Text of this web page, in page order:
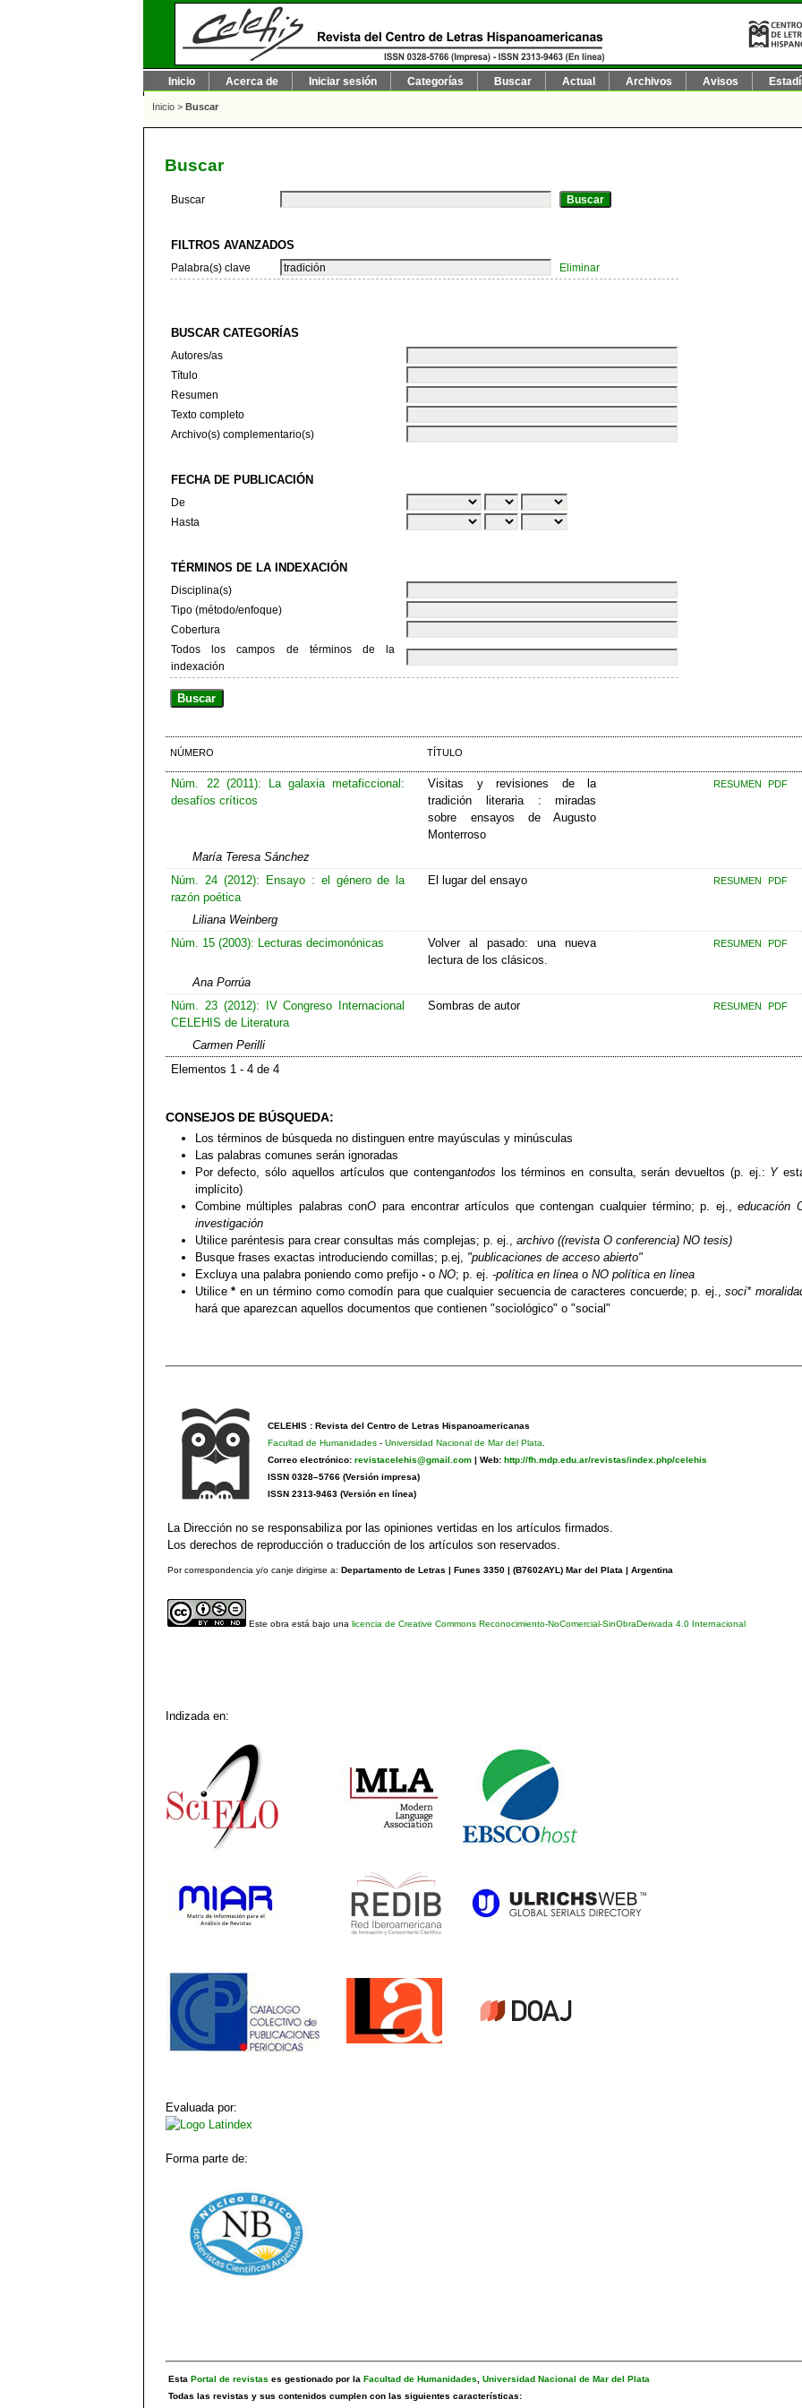
Inicio Acerca de Iniciar sesión Categorías Buscar Actual Archivos Avisos
Inicio > Buscar
Buscar
Buscar
FILTROS AVANZADOS
Palabra(s) clave Eliminar
BUSCAR CATEGORÍAS
Autores/as
Título
Resumen
Texto completo
Archivo(s) complementario(s)
FECHA DE PUBLICACIÓN
De
Hasta
TÉRMINOS DE LA INDEXACIÓN
Disciplina(s)
Tipo (método/enfoque)
Cobertura
Todos los campos de términos de la
indexación
NÚMERO TÍTULO
Núm. 22 (2011): La galaxia metaficcional:
desafíos críticos
Visitas y revisiones de la
tradición literaria : miradas
sobre ensayos de Augusto
Monterroso
RESUMEN PDF
María Teresa Sánchez
Núm. 24 (2012): Ensayo : el género de la
razón poética
El lugar del ensayo RESUMEN PDF
Liliana Weinberg
Núm. 15 (2003): Lecturas decimonónicas
Volver al pasado: una nueva
lectura de los clásicos.
RESUMEN PDF
Ana Porrúa
Núm. 23 (2012): IV Congreso Internacional
CELEHIS de Literatura
Sombras de autor RESUMEN PDF
Carmen Perilli
Elementos 1 - 4 de 4
CONSEJOS DE BÚSQUEDA:
Los términos de búsqueda no distinguen entre mayúsculas y minúsculas
Las palabras comunes serán ignoradas
Por defecto, sólo aquellos artículos que contengantodos los términos en consulta, serán devueltos (p. ej.: Y
implícito)
Combine múltiples palabras conO para encontrar artículos que contengan cualquier término; p. ej.,educación
investigación
Utilice paréntesis para crear consultas más complejas; p. ej., archivo ((revista O conferencia) NO tesis)
Busque frases exactas introduciendo comillas; p.ej, "publicaciones de acceso abierto"
Excluya una palabra poniendo como prefijo -o NO; p. ej. -política en líneao NO política en línea
Utilice* en un término como comodín para que cualquier secuencia de caracteres concuerde; p. ej.,soci*
hará que aparezcan aquellos documentos que contienen "sociológico" o "social"
CELEHIS : Revista del Centro de Letras Hispanoamericanas
Facultad de Humanidades- Universidad Nacional de Mar del Plata
Correo electrónico: revistacelehis@gmail.com| Web: http://fh.mdp.edu.ar/revistas/index.php/celehis
ISSN 0328–5766 (Versión impresa)
ISSN 2313-9463 (Versión en línea)
La Dirección no se responsabiliza por las opiniones vertidas en los artículos firmados.
Los derechos de reproducción o traducción de los artículos son reservados.
Por correspondencia y/o canje dirigirse a: Departamento de Letras | Funes 3350 | (B7602AYL) Mar del Plata | Argentina
Este obra está bajo una licencia de Creative Commons Reconocimiento-NoComercial-SinObraDerivada 4.0 Internacional
Indizada en:
Evaluada por:
Forma parte de:
Esta Portal de revistas es gestionado por la Facultad de Humanidades
Universidad Nacional de Mar del Plata
Todas las revistas y sus contenidos cumplen con las siguientes características: